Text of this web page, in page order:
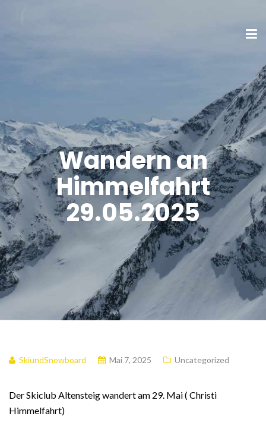
Wandern an
Himmelfahrt
29.05.2025
SkiundSnowboard Mai 7, 2025 Uncategorized
Der Skiclub Altensteig wandert am 29. Mai ( Christi
Himmelfahrt)